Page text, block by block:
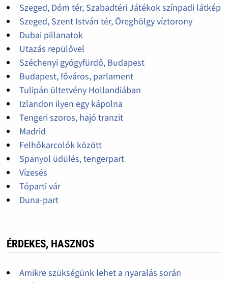
Szeged, Dóm tér, Szabadtéri Játékok színpadi látkép
Szeged, Szent István tér, Öreghölgy víztorony
Dubai pillanatok
Utazás repülővel
Széchenyi gyógyfürdő, Budapest
Budapest, főváros, parlament
Tulipán ültetvény Hollandiában
Izlandon ilyen egy kápolna
Tengeri szoros, hajó tranzit
Madrid
Felhőkarcolók között
Spanyol üdülés, tengerpart
Vízesés
Tóparti vár
Duna-part
ÉRDEKES, HASZNOS
Amikre szükségünk lehet a nyaralás során